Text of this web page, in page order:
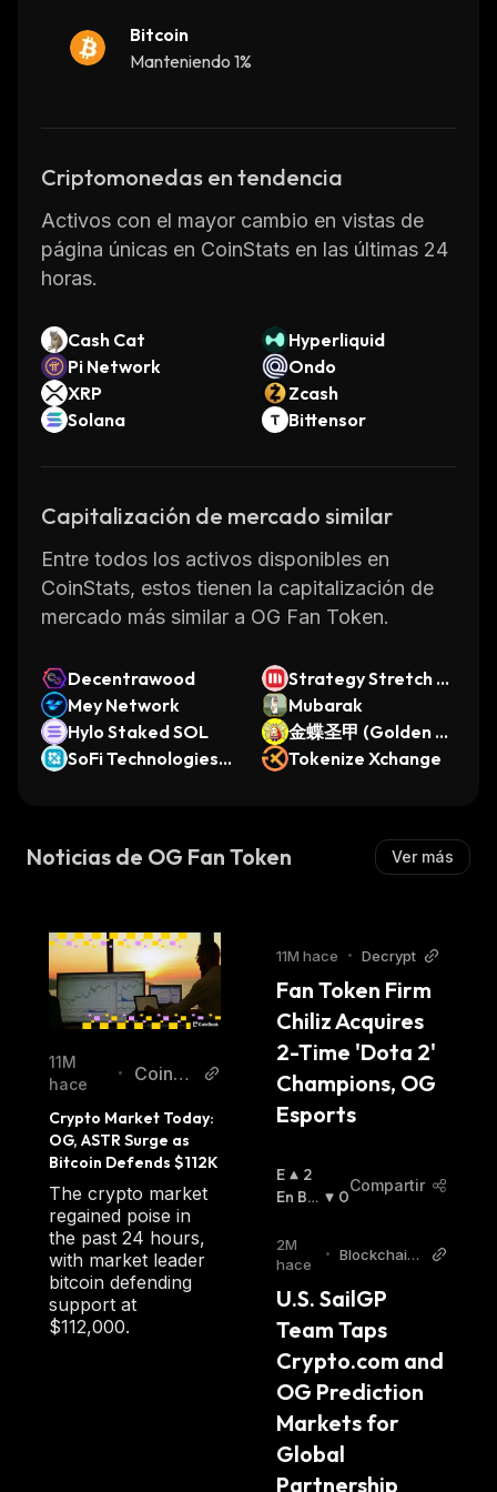
to providing innovative solutions for gamers
visitogs.gg
Bitcoin
Manteniendo 1%
Criptomonedas en tendencia
Activos con el mayor cambio en vistas de
página únicas en CoinStats en las últimas 24
horas.
Cash Cat
Hyperliquid
Pi Network
Ondo
XRP
Zcash
Solana
Bittensor
Capitalización de mercado similar
Entre todos los activos disponibles en
CoinStats, estos tienen la capitalización de
mercado más similar a OG Fan Token.
Decentrawood
Strategy Stretch Pr
eferred (Ondo Tok
enized)
Mey Network
Mubarak
Hylo Staked SOL
金蝶圣甲 (Golden Bu
tterfly Sacred Armo
SoFi Technologies
Tokenize Xchange
Noticias de OG Fan Token Ver más
11M
hace
•
CoinD
Crypto Market Today:
OG, ASTR Surge as
Bitcoin Defends $112K
The crypto market
regained poise in
the past 24 hours,
with market leader
bitcoin defending
support at
$112,000.
11M hace • Decrypt
Fan Token Firm
Chiliz Acquires
2-Time 'Dota 2'
Champions, OG
Esports
E
N
L
Z
:
2
En Baj
0
Compartir
2M
hace
•
Blockchain
U.S. SailGP
Team Taps
Crypto.com and
OG Prediction
Markets for
Global
Partnership